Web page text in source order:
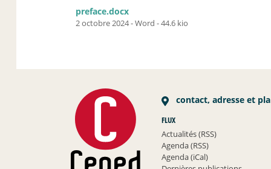
preface.docx
2 octobre 2024-Word -44.6 kio
contact, adresse et
FLUX
Actualités (RSS)
Agenda (RSS)
Agenda (iCal)